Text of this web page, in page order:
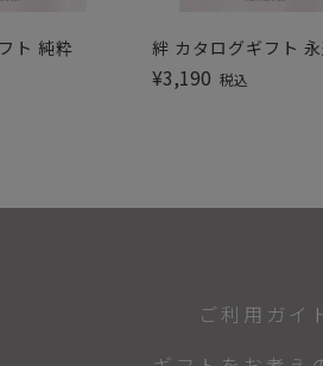
ト 純粋 絆 カタログギフト
¥3,190 税込
ご利用ガイ